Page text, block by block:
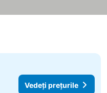
Vedeți prețurile